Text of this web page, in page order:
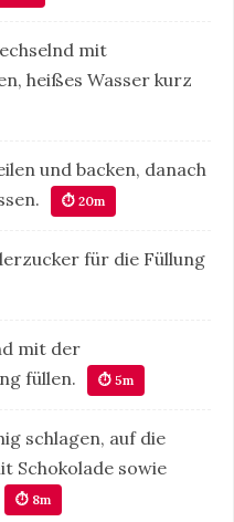
mit
heißes Wasser kurz
und backen, danach
⏱ 20m
für die Füllung
mit der
füllen.
⏱ 5m
schlagen, auf die
Schokolade sowie
⏱ 8m